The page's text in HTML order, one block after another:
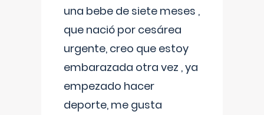
una bebe de siete meses ,
que nació por cesárea
urgente, creo que estoy
embarazada otra vez , ya
empezado hacer
deporte, me gusta